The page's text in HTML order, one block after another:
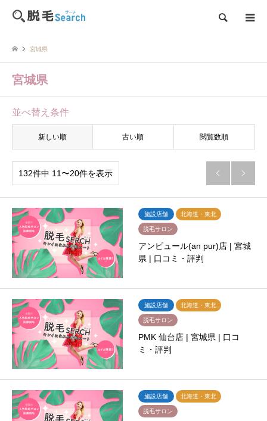
検索
宮城県
宮城県
並べ替え条件
新しい順 古い順 閲覧数順
132件中 11〜20件を表示  
施設店舗 北海道・東北
脱毛サロン
アンピュール(an pur)店 | 宮城
県 | 口コミ・評判
施設店舗 北海道・東北
脱毛サロン
PMK 仙台店 | 宮城県 | 口コ
ミ・評判
施設店舗 北海道・東北
脱毛サロン